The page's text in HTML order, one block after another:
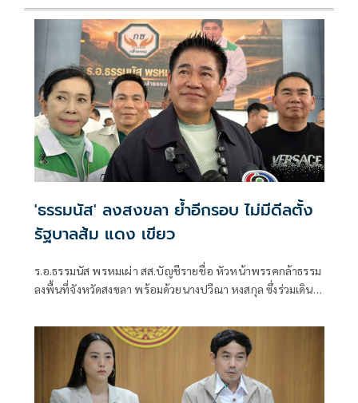
'ธรรมนัส' ลงสงขลา ย้ำอีกรอบ ไม่มีดีลตั้ง
รัฐบาลส้ม แดง เขียว
ร.อ.ธรรมนัส พรหมเผ่า สส.บัญชีรายชื่อ หัวหน้าพรรคกล้าธรรม
ลงพื้นที่จังหวัดสงขลา พร้อมด้วยนางปวีณา หงสกุล ซึ่งร่วมเดิน
ณ ที่ทำการนายเดชอิศม์ โดยมีการประชุมหารือแนวทางการ
ทำงานและขับเคลื่อนนโยบายในพื้นที่ ก่อนเดินทางต่อไปยัง
จังหวัดพัทลุง